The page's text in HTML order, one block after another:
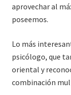
aprovechar al
poseemos.
Lo más
psicólogo, que
oriental y
combinación